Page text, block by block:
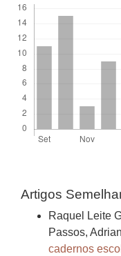
Artigos
Raquel Leite
Passos,
cadernos